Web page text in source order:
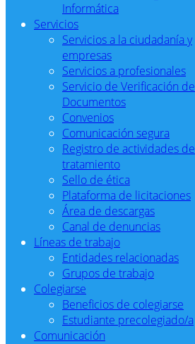
Informática
Servicios
Servicios a la ciudadanía y
empresas
Servicios a profesionales
Servicio de Verificación de
Documentos
Convenios
Comunicación segura
Registro de actividades de
tratamiento
Sello de ética
Plataforma de licitaciones
Área de descargas
Canal de denuncias
Líneas de trabajo
Entidades relacionadas
Grupos de trabajo
Colegiarse
Beneficios de colegiarse
Estudiante precolegiado/a
Comunicación